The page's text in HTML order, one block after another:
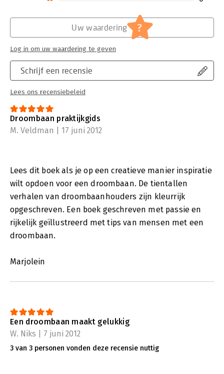
Schrijf een recensie
Lees ons recensiebeleid
Uw waardering ?
Log in om uw waardering te geven
Droombaan praktijkgids
M. Veldman | 17 juni 2012
Lees dit boek als je op een creatieve manier inspiratie
wilt opdoen voor een droombaan. De tientallen
verhalen van droombaanhouders zijn kleurrijk
opgeschreven. Een boek geschreven met passie en
rijkelijk geïllustreerd met tips van mensen met een
droombaan.
Marjolein
Een droombaan maakt gelukkig
W. Niks | 7 juni 2012
3 van 3 personen vonden deze recensie nuttig